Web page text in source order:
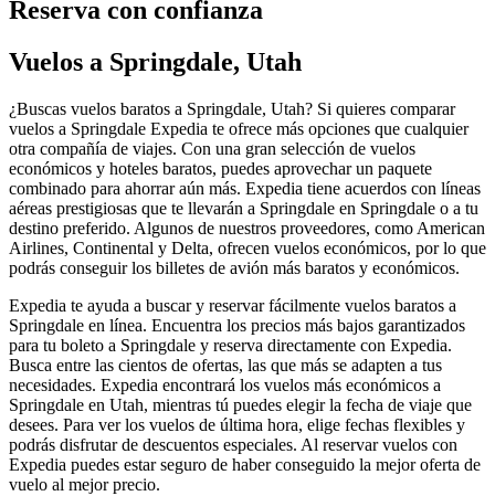
Reserva con confianza
Vuelos a Springdale, Utah
¿Buscas vuelos baratos a Springdale, Utah? Si quieres comparar
vuelos a Springdale Expedia te ofrece más opciones que cualquier
otra compañía de viajes. Con una gran selección de vuelos
económicos y hoteles baratos, puedes aprovechar un paquete
combinado para ahorrar aún más. Expedia tiene acuerdos con líneas
aéreas prestigiosas que te llevarán a Springdale en Springdale o a tu
destino preferido. Algunos de nuestros proveedores, como American
Airlines, Continental y Delta, ofrecen vuelos económicos, por lo que
podrás conseguir los billetes de avión más baratos y económicos.
Expedia te ayuda a buscar y reservar fácilmente vuelos baratos a
Springdale en línea. Encuentra los precios más bajos garantizados
para tu boleto a Springdale y reserva directamente con Expedia.
Busca entre las cientos de ofertas, las que más se adapten a tus
necesidades. Expedia encontrará los vuelos más económicos a
Springdale en Utah, mientras tú puedes elegir la fecha de viaje que
desees. Para ver los vuelos de última hora, elige fechas flexibles y
podrás disfrutar de descuentos especiales. Al reservar vuelos con
Expedia puedes estar seguro de haber conseguido la mejor oferta de
vuelo al mejor precio.